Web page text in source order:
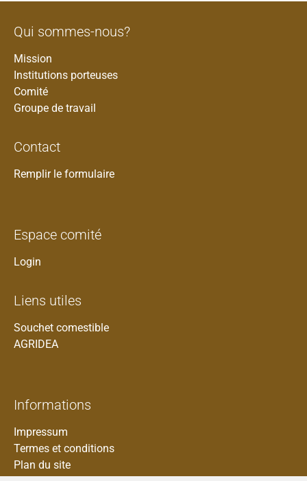
Qui sommes-nous?
Mission
Institutions porteuses
Comité
Groupe de travail
Contact
Remplir le formulaire
Espace comité
Login
Liens utiles
Souchet comestible
AGRIDEA
Informations
Impressum
Termes et conditions
Plan du site